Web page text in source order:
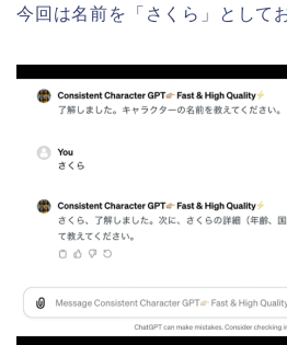
今回は名前を「さくら」として